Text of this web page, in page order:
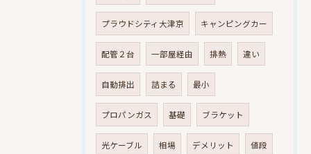
プラウドシティ大津京 キャンピングカー
配管２台 一部屋経由 排熱 違い
自動排出 詰まる 最小
プロパンガス 基礎 ブラケット
光ケーブル 相場 デメリット 値段